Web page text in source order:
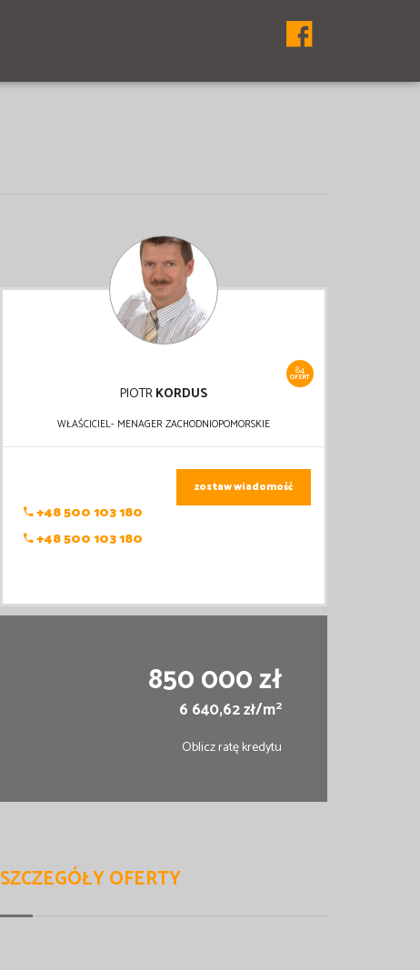
84
OFERT
PIOTRKORDUS
WŁAŚCICIEL- MENAGER ZACHODNIOPOMORSKIE
+48 500 103 180
+48 500 103 180
zostaw wiadomość
850 000 zł
6 640,62 zł/m2
Oblicz ratę kredytu
SZCZEGÓŁY OFERTY